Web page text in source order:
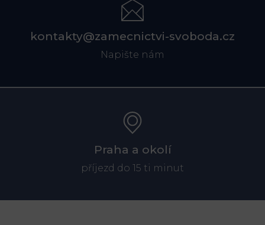
kontakty@zamecnictvi-svoboda.cz
Napište nám
Praha a okolí
příjezd do 15 ti minut